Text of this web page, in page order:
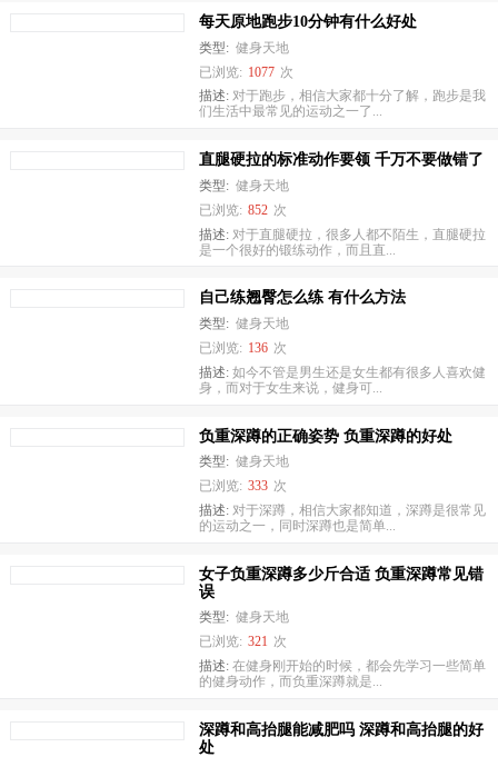
每天原地跑步10分钟有什么好处
类型: 健身天地
已浏览: 1077 次
描述: 对于跑步，相信大家都十分了解，跑步是我
们生活中最常见的运动之一了...
直腿硬拉的标准动作要领 千万不要做错了
类型: 健身天地
已浏览: 852 次
描述: 对于直腿硬拉，很多人都不陌生，直腿硬拉
是一个很好的锻练动作，而且直...
自己练翘臀怎么练 有什么方法
类型: 健身天地
已浏览: 136 次
描述: 如今不管是男生还是女生都有很多人喜欢健
身，而对于女生来说，健身可...
负重深蹲的正确姿势 负重深蹲的好处
类型: 健身天地
已浏览: 333 次
描述: 对于深蹲，相信大家都知道，深蹲是很常见
的运动之一，同时深蹲也是简单...
女子负重深蹲多少斤合适 负重深蹲常见错
误
类型: 健身天地
已浏览: 321 次
描述: 在健身刚开始的时候，都会先学习一些简单
的健身动作，而负重深蹲就是...
深蹲和高抬腿能减肥吗 深蹲和高抬腿的好
处